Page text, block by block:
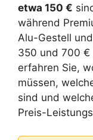
etwa 150 €
während
Alu-Gestell
350 und 700 €
erfahren Sie,
müssen,
sind und
Preis-